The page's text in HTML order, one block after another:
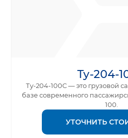
Ту-204-
Ту-204-100С — это грузовой
базе современного
100.
УТОЧНИТЬ